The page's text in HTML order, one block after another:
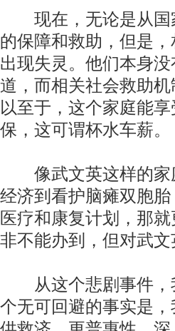
现在，无论是从国
的保障和救助，但是
出现失灵。他们本身
道，而相关社会救助
以至于，这个家庭能
保，这可谓杯水车薪。
像武文英这样的家
经济到看护脑瘫双胞
医疗和康复计划，那
非不能办到，但对武
从这个悲剧事件，
个无可回避的事实是